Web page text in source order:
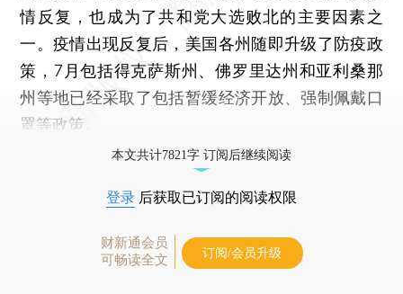
情反复，也成为了共和党大选败北的主要因素之
一。疫情出现反复后，美国各州随即升级了防疫政
策，7月包括得克萨斯州、佛罗里达州和亚利桑那
州等地已经采取了包括暂缓经济开放、强制佩戴口
罩等政策。
本文共计7821字 订阅后继续阅读
登录 后获取已订阅的阅读权限
财新通会员
可畅读全文
订阅/会员升级